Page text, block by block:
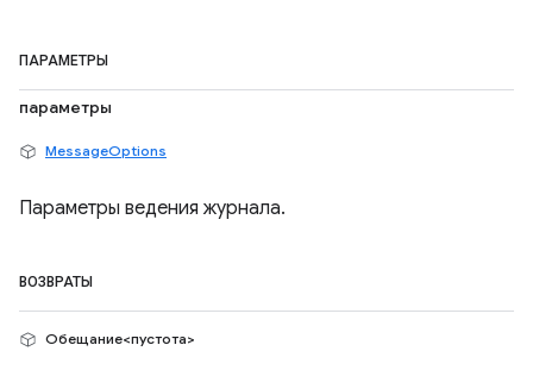
ПАРАМЕТРЫ
параметры
MessageOptions
Параметры ведения журнала.
ВОЗВРАТЫ
Обещание<пустота>